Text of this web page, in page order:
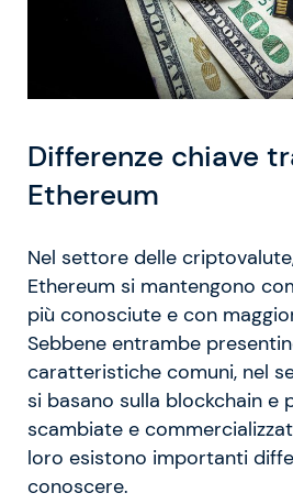
Differenze chiave
Ethereum
Nel settore delle
Ethereum si mantengono
più conosciute e con
Sebbene entrambe
caratteristiche comuni, nel
si basano sulla blockchain e
scambiate e
loro esistono importanti
conoscere.